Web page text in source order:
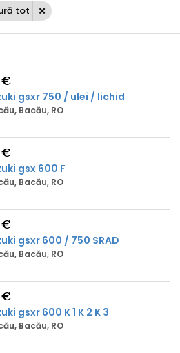
tot
€
gsxr 750 / ulei / lichid
Bacău, RO
€
gsx 600 F
Bacău, RO
€
gsxr 600 / 750 SRAD
Bacău, RO
€
gsxr 600 K 1 K 2 K 3
Bacău, RO